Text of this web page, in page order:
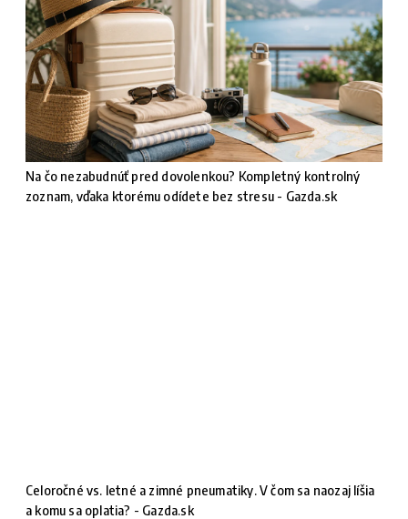
Na čo nezabudnúť pred dovolenkou? Kompletný kontrolný
zoznam, vďaka ktorému odídete bez stresu - Gazda.sk
Celoročné vs. letné a zimné pneumatiky. V čom sa naozaj líšia
a komu sa oplatia? - Gazda.sk